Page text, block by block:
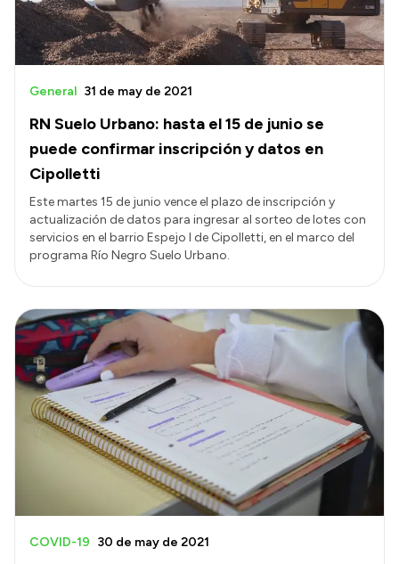
RN Suelo Urbano: hasta el 15 de junio se
puede confirmar inscripción y datos en
Cipolletti
General 31 de may de 2021
Este martes 15 de junio vence el plazo de inscripción y
actualización de datos para ingresar al sorteo de lotes con
servicios en el barrio Espejo I de Cipolletti, en el marco del
programa Río Negro Suelo Urbano.
COVID-19 30 de may de 2021